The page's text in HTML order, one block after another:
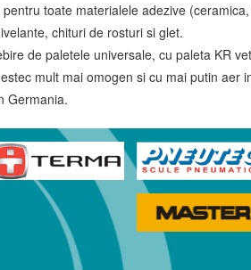
pentru toate materialele adezive
chituri de rosturi si glet.
de paletele universale, cu paleta KR
mult mai omogen si cu mai putin aer
Germania.